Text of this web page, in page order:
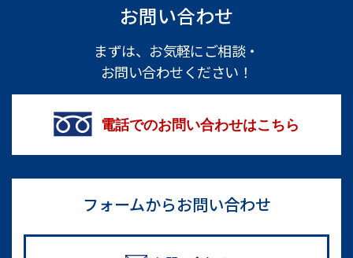
お問い合わせ
まずは、お気軽にご相談・
お問い合わせください！
電話でのお問い合わせはこちら
フォームからお問い合わせ